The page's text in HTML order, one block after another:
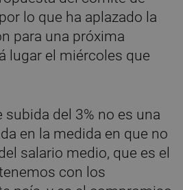
lo que ha aplazado la
para una próxima
lugar el miércoles que
subida del 3% no es una
en la medida en que no
salario medio, que es el
con los